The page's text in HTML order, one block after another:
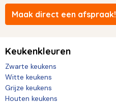
Maak direct een afspraak!
Keukenkleuren
Zwarte keukens
Witte keukens
Grijze keukens
Houten keukens